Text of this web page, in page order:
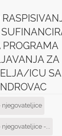
PROGRAMA
ZA
ICU
njegovateljice
-...